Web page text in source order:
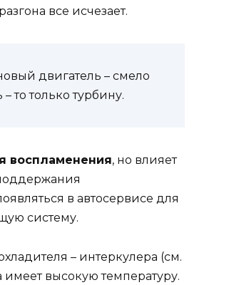
все исчезает.
двигатель – смело
то только турбину.
воспламенения, но влияет
в автосервисе для
систему.
– интеркулера (см.
имеет высокую температуру.